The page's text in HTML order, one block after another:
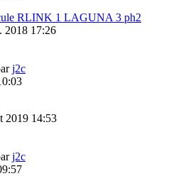
RLINK 1 LAGUNA 3 ph2
2018 17:26
j2c
2019 14:53
j2c